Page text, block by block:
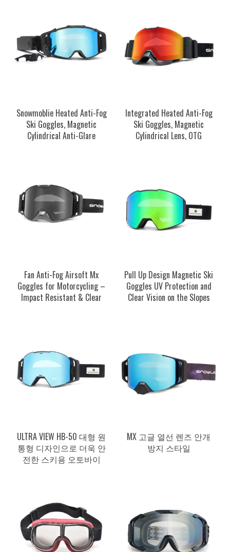
Snowmoblie Heated Anti-Fog
Ski Goggles, Magnetic
Cylindrical Anti-Glare
Integrated Heated Anti-Fog
Ski Goggles, Magnetic
Cylindrical Lens, OTG
Fan Anti-Fog Airsoft Mx
Goggles for Motorcycling –
Impact Resistant & Clear
Pull Up Design Magnetic Ski
Goggles UV Protection and
Clear Vision on the Slopes
ULTRA VIEW HB-50 대형 원
통형 디자인으로 더욱 안
전한 스키용 오토바이
MX 고글 열선 렌즈 안개
방지 스타일